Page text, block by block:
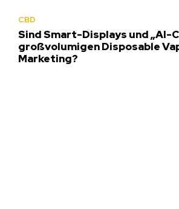
CBD
Sind Smart-Displays und „AI-
großvolumigen Disposable
Marketing?